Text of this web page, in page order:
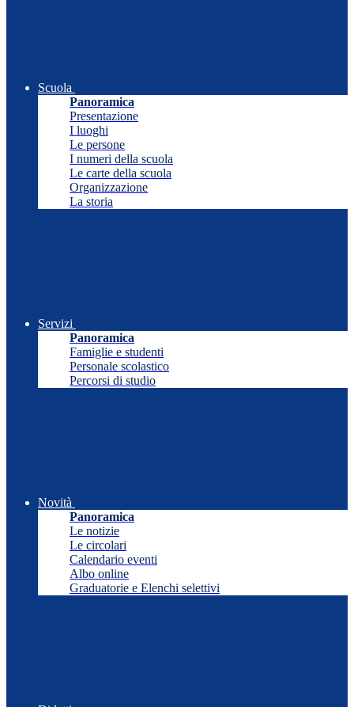
Scuola
Panoramica
Presentazione
I luoghi
Le persone
I numeri della scuola
Le carte della scuola
Organizzazione
La storia
Servizi
Panoramica
Famiglie e studenti
Personale scolastico
Percorsi di studio
Novità
Panoramica
Le notizie
Le circolari
Calendario eventi
Albo online
Graduatorie e Elenchi selettivi